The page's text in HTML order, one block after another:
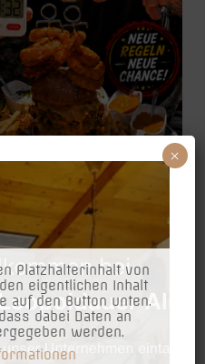
stellen
Platzhalterinhalt von
eigentlichen Inhalt
auf den Button unten.
dabei Daten an
werden.
×